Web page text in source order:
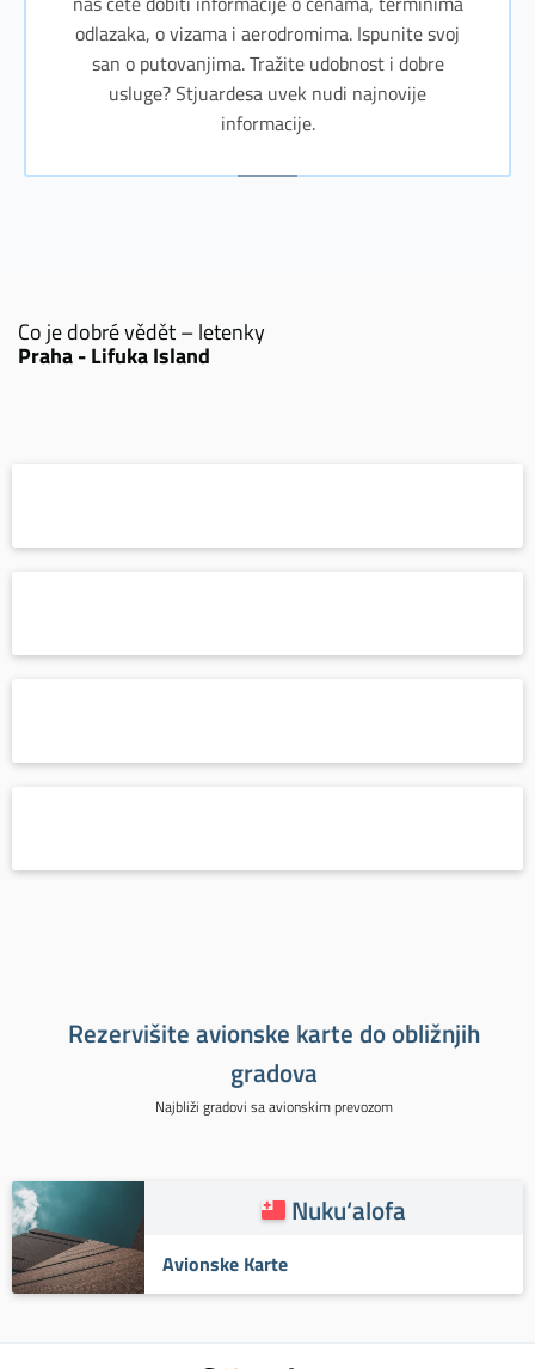
odlazaka, o vizama i aerodromima. Ispunite svoj
san o putovanjima. Tražite udobnost i dobre
usluge? Stjuardesa uvek nudi najnovije
informacije.
Co je dobré vědět – letenky
Praha - Lifuka Island
Rezervišite avionske karte do obližnjih
gradova
Najbliži gradovi sa avionskim prevozom
Nuku‘alofa
Avionske Karte